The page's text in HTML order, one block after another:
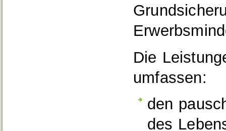
Die
umfassen:
den
des